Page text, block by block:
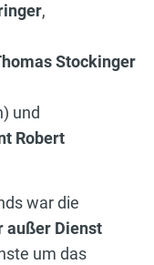
,
Stockinger
und
Robert
war die
außer Dienst
um das